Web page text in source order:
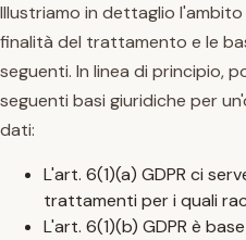
Illustriamo in dettaglio
finalità del trattamento e le
seguenti. In linea di principio,
seguenti basi giuridiche per
dati:
L'art. 6(1)(a) GDPR ci
trattamenti per i quali
L'art. 6(1)(b) GDPR è